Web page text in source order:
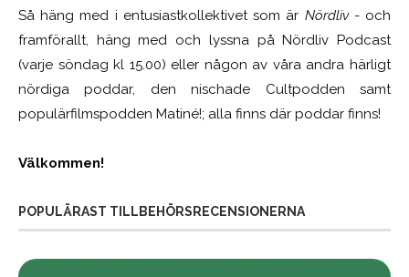
Så häng med i entusiastkollektivet som är Nördliv- och
framförallt, häng med och lyssna på Nördliv Podcast
(varje söndag kl 15.00) eller någon av våra andra härligt
nördiga poddar, den nischade Cultpodden samt
populärfilmspodden Matiné!; alla finns där poddar finns!
Välkommen!
POPULÄRAST TILLBEHÖRSRECENSIONERNA